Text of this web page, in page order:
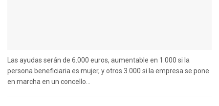
Las ayudas serán de 6.000 euros, aumentable en 1.000 si la
persona beneficiaria es mujer, y otros 3.000 si la empresa se pone
en marcha en un concello...